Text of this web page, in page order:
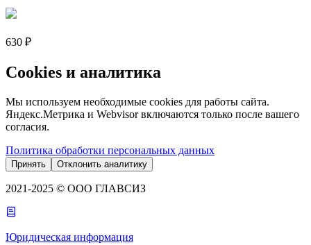
630 ₽
Cookies и аналитика
Мы используем необходимые cookies для работы сайта.
Яндекс.Метрика и Webvisor включаются только после вашего
согласия.
Политика обработки персональных данных
Принять Отклонить аналитику
2021-2025 © ООО ГЛАВСИЗ
Юридическая информация